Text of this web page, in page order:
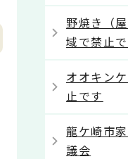
野焼き（
域で禁止
オオキン
止です
龍ケ崎市
議会